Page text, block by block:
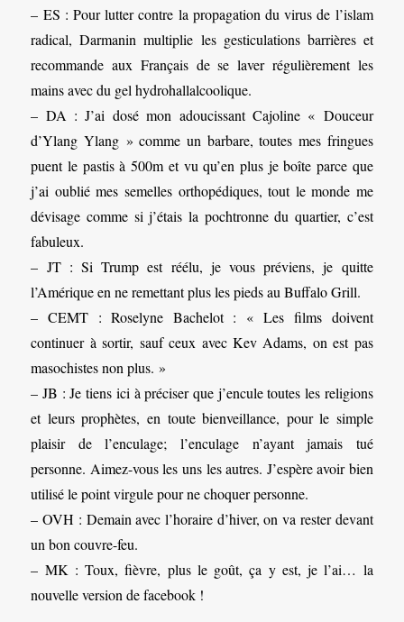
– ES : Pour lutter contre la propagation du virus de l’islam
radical, Darmanin multiplie les gesticulations barrières et
recommande aux Français de se laver régulièrement les
mains avec du gel hydrohallalcoolique.
– DA : J’ai dosé mon adoucissant Cajoline « Douceur
d’Ylang Ylang » comme un barbare, toutes mes fringues
puent le pastis à 500m et vu qu’en plus je boîte parce que
j’ai oublié mes semelles orthopédiques, tout le monde me
dévisage comme si j’étais la pochtronne du quartier, c’est
fabuleux.
– JT : Si Trump est réélu, je vous préviens, je quitte
l’Amérique en ne remettant plus les pieds au Buffalo Grill.
– CEMT : Roselyne Bachelot : « Les films doivent
continuer à sortir, sauf ceux avec Kev Adams, on est pas
masochistes non plus. »
– JB : Je tiens ici à préciser que j’encule toutes les religions
et leurs prophètes, en toute bienveillance, pour le simple
plaisir de l’enculage; l’enculage n’ayant jamais tué
personne. Aimez-vous les uns les autres. J’espère avoir bien
utilisé le point virgule pour ne choquer personne.
– OVH : Demain avec l’horaire d’hiver, on va rester devant
un bon couvre-feu.
– MK : Toux, fièvre, plus le goût, ça y est, je l’ai… la
nouvelle version de facebook !